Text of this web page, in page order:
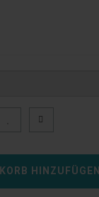
HINZUFÜGEN